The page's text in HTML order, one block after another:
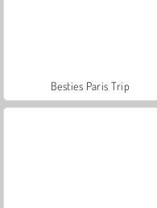
Besties Paris Trip